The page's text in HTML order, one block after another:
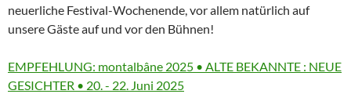
neuerliche Festival-Wochenende, vor allem natürlich auf
unsere Gäste auf und vor den Bühnen!
More
information
EMPFEHLUNG: montalbâne 2025 • ALTE BEKANNTE : NEUE
GESICHTER • 20. - 22. Juni 2025